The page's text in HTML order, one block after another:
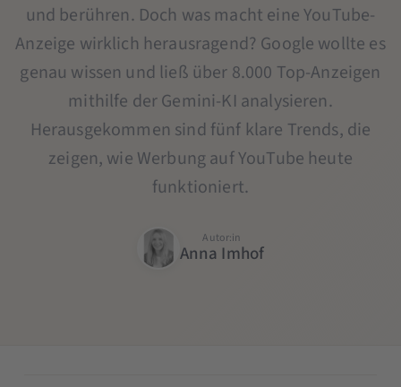
und berühren. Doch was macht eine YouTube-
Anzeige wirklich herausragend? Google wollte es
genau wissen und ließ über 8.000 Top-Anzeigen
mithilfe der Gemini-KI analysieren.
Herausgekommen sind fünf klare Trends, die
zeigen, wie Werbung auf YouTube heute
funktioniert.
Autor:in
Anna Imhof